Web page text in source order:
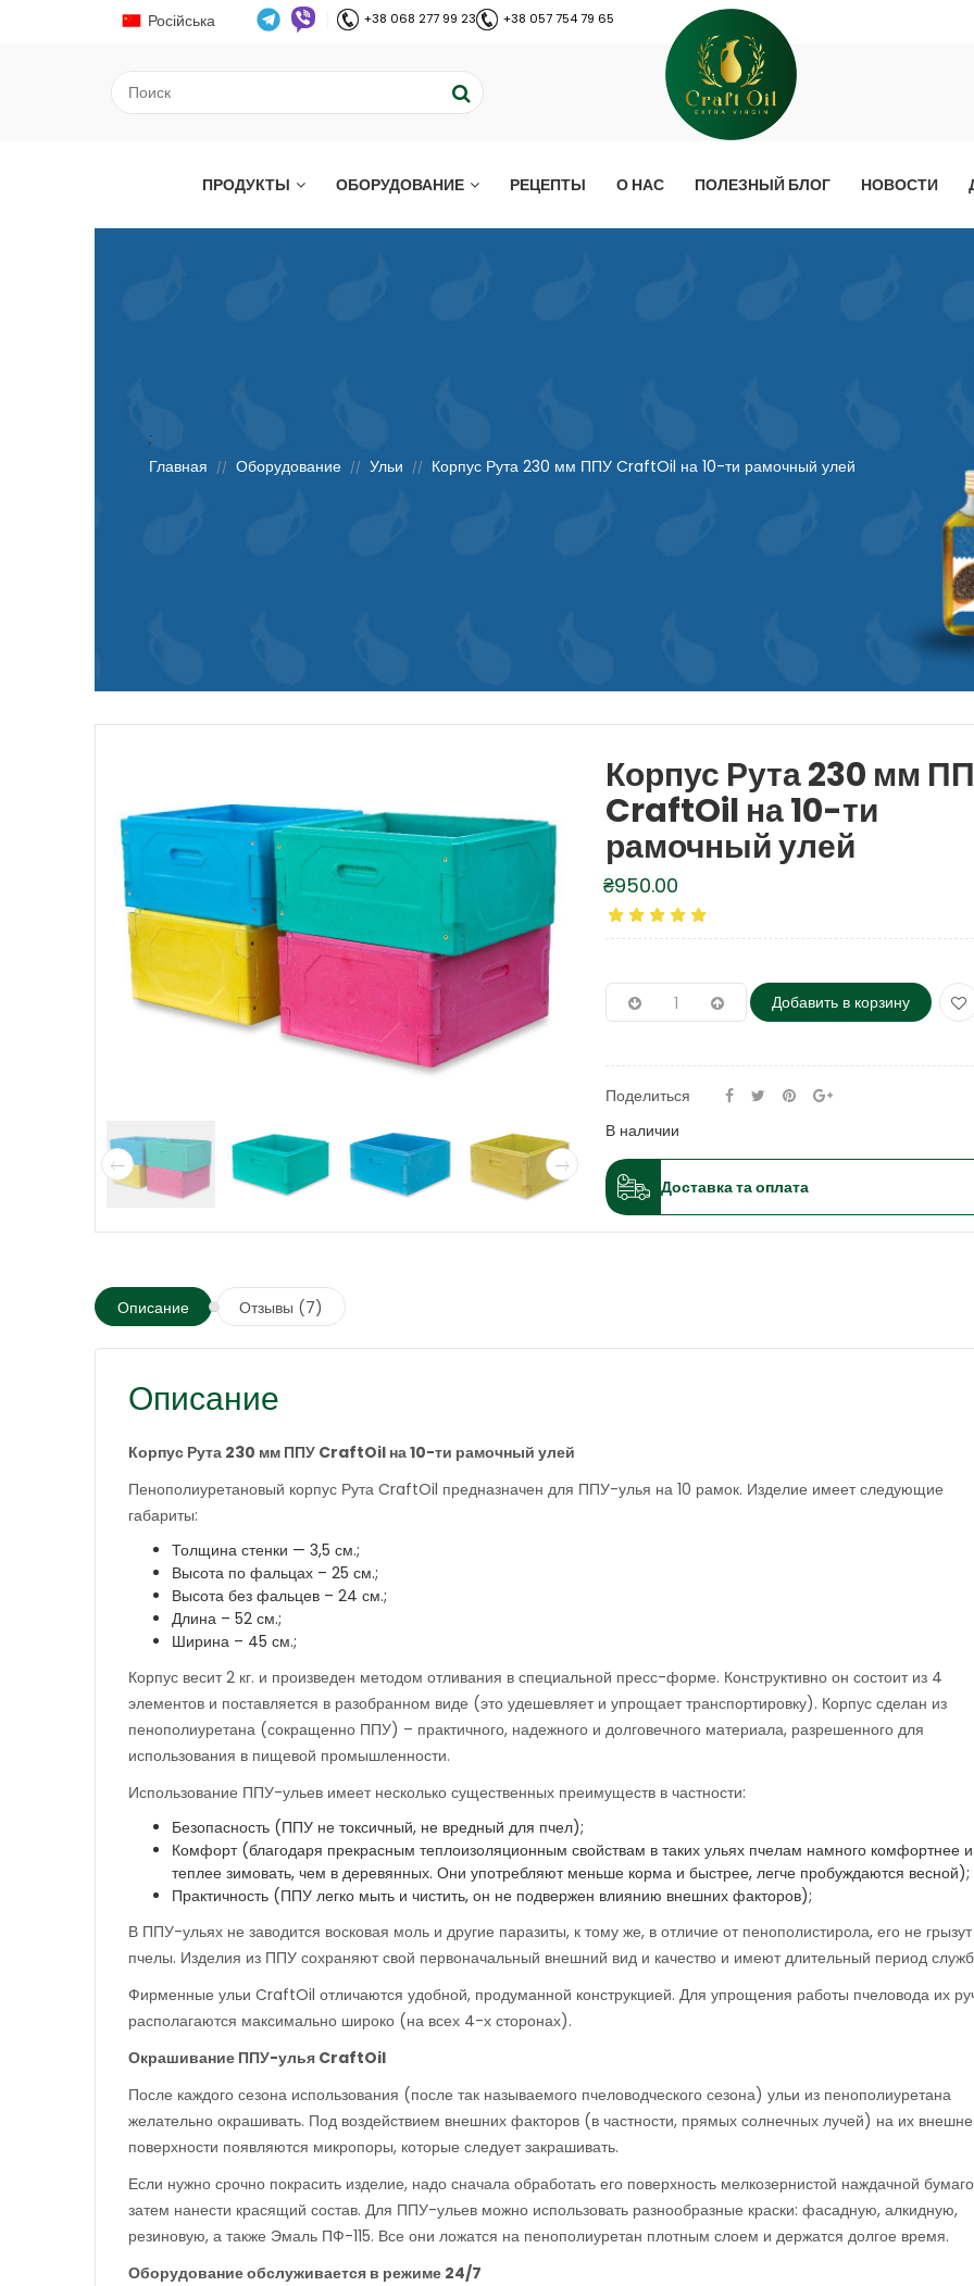
Російська +38 068 277 99 23 +38 057 754 79 65
ПРОДУКТЫ ОБОРУДОВАНИЕ РЕЦЕПТЫ О НАС ПОЛЕЗНЫЙ БЛОГ НОВОСТИ
;
Главная
// Оборудование // Ульи // Корпус Рута 230 мм ППУ CraftOil на 10-ти рамочный улей
Корпус Рута 230 мм
CraftOil на 10-ти
рамочный улей
₴950.00
Добавить в корзину
Поделиться
В наличии
Доставка та оплата
Описание Отзывы (7)
Описание
Корпус Рута 230 мм ППУ CraftOil на 10-ти рамочный улей
Пенополиуретановый корпус Рута CraftOil предназначен для ППУ-улья на 10 рамок. Изделие имеет следующие
габариты:
Толщина стенки — 3,5 см.;
Высота по фальцах – 25 см.;
Высота без фальцев – 24 см.;
Длина – 52 см.;
Ширина – 45 см.;
Корпус весит 2 кг. и произведен методом отливания в специальной пресс-форме. Конструктивно он состоит из 4
элементов и поставляется в разобранном виде (это удешевляет и упрощает транспортировку). Корпус сделан из
пенополиуретана (сокращенно ППУ) – практичного, надежного и долговечного материала, разрешенного для
использования в пищевой промышленности.
Использование ППУ-ульев имеет несколько существенных преимуществ в частности:
Безопасность (ППУ не токсичный, не вредный для пчел);
Комфорт (благодаря прекрасным теплоизоляционным свойствам в таких ульях пчелам намного комфортнее и
теплее зимовать, чем в деревянных. Они употребляют меньше корма и быстрее, легче пробуждаются весной);
Практичность (ППУ легко мыть и чистить, он не подвержен влиянию внешних факторов);
В ППУ-ульях не заводится восковая моль и другие паразиты, к тому же, в отличие от пенополистирола, его не грызут
пчелы. Изделия из ППУ сохраняют свой первоначальный внешний вид и качество и имеют длительный период
Фирменные ульи CraftOil отличаются удобной, продуманной конструкцией. Для упрощения работы пчеловода их
располагаются максимально широко (на всех 4-х сторонах).
Окрашивание ППУ-улья CraftOil
После каждого сезона использования (после так называемого пчеловодческого сезона) ульи из пенополиуретана
желательно окрашивать. Под воздействием внешних факторов (в частности, прямых солнечных лучей) на их
поверхности появляются микропоры, которые следует закрашивать.
Если нужно срочно покрасить изделие, надо сначала обработать его поверхность мелкозернистой наждачной
затем нанести красящий состав. Для ППУ-ульев можно использовать разнообразные краски: фасадную, алкидную,
резиновую, а также Эмаль ПФ-115. Все они ложатся на пенополиуретан плотным слоем и держатся долгое время.
Оборудование обслуживается в режиме 24/7